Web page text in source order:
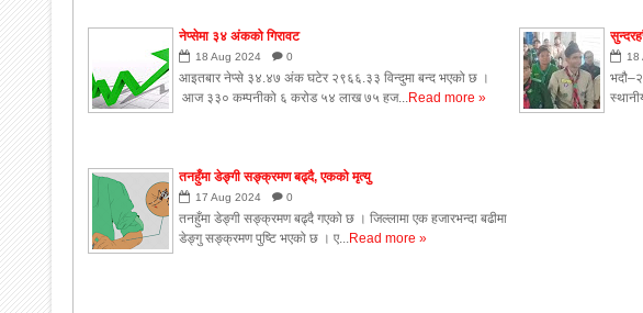
नेप्सेमा ३४ अंकको गिरावट
18 Aug 2024 0
आइतबार नेप्से ३४.४७ अंक घटेर २९६६.३३ विन्दुमा बन्द भएको छ ।
आज ३३० कम्पनीको ६ करोड ५४ लाख ७५ हज... Read more »
18
तनहुँमा डेङ्गी सङ्क्रमण बढ्दै, एकको मृत्यु
17 Aug 2024 0
तनहुँमा डेङ्गी सङ्क्रमण बढ्दै गएको छ । जिल्लामा एक हजारभन्दा बढीमा
डेङ्गु सङ्क्रमण पुष्टि भएको छ । ए... Read more »